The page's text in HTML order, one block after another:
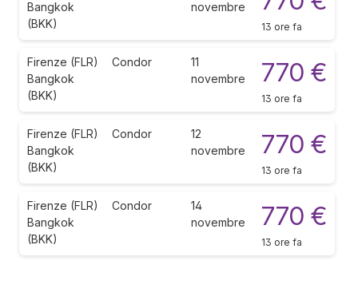
Bangkok
(BKK)
novembre
13 ore fa
Firenze (FLR)
Bangkok
(BKK)
Condor
11
novembre
770 €
13 ore fa
Firenze (FLR)
Bangkok
(BKK)
Condor
12
novembre
770 €
13 ore fa
Firenze (FLR)
Bangkok
(BKK)
Condor
14
novembre
770 €
13 ore fa